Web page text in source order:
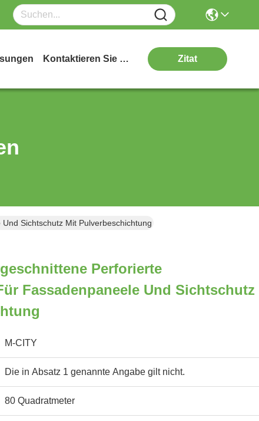
Kontaktieren Sie Uns Zitat
Sichtschutz Mit Pulverbeschichtung
Perforierte
Fassadenpaneele Und Sichtschutz
M-CITY
Die in Absatz 1 genannte Angabe gilt nicht.
80 Quadratmeter